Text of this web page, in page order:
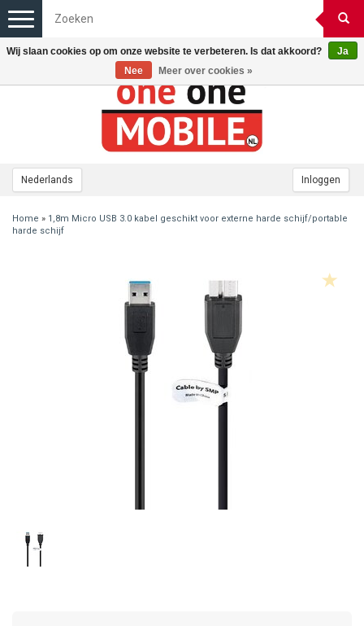
Nederlands Inloggen
Toggle
navigation
Home » 1,8m Micro USB 3.0 kabel geschikt voor externe harde schijf/portable
harde schijf
Wij slaan cookies op om onze website te verbeteren. Is dat akkoord?
Ja
Nee
Meer over cookies »